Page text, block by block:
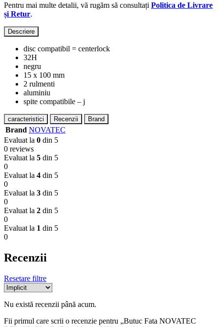
Pentru mai multe detalii, vă rugăm să consultați Politica de Livrare
și Retur.
Descriere
disc compatibil = centerlock
32H
negru
15 x 100 mm
2 rulmenti
aluminiu
spite compatibile – j
caracteristici Recenzii Brand
Brand NOVATEC
Evaluat la 0 din 5
0 reviews
Evaluat la 5 din 5
0
Evaluat la 4 din 5
0
Evaluat la 3 din 5
0
Evaluat la 2 din 5
0
Evaluat la 1 din 5
0
Recenzii
Resetare filtre
Nu există recenzii până acum.
Fii primul care scrii o recenzie pentru „Butuc Fata NOVATEC